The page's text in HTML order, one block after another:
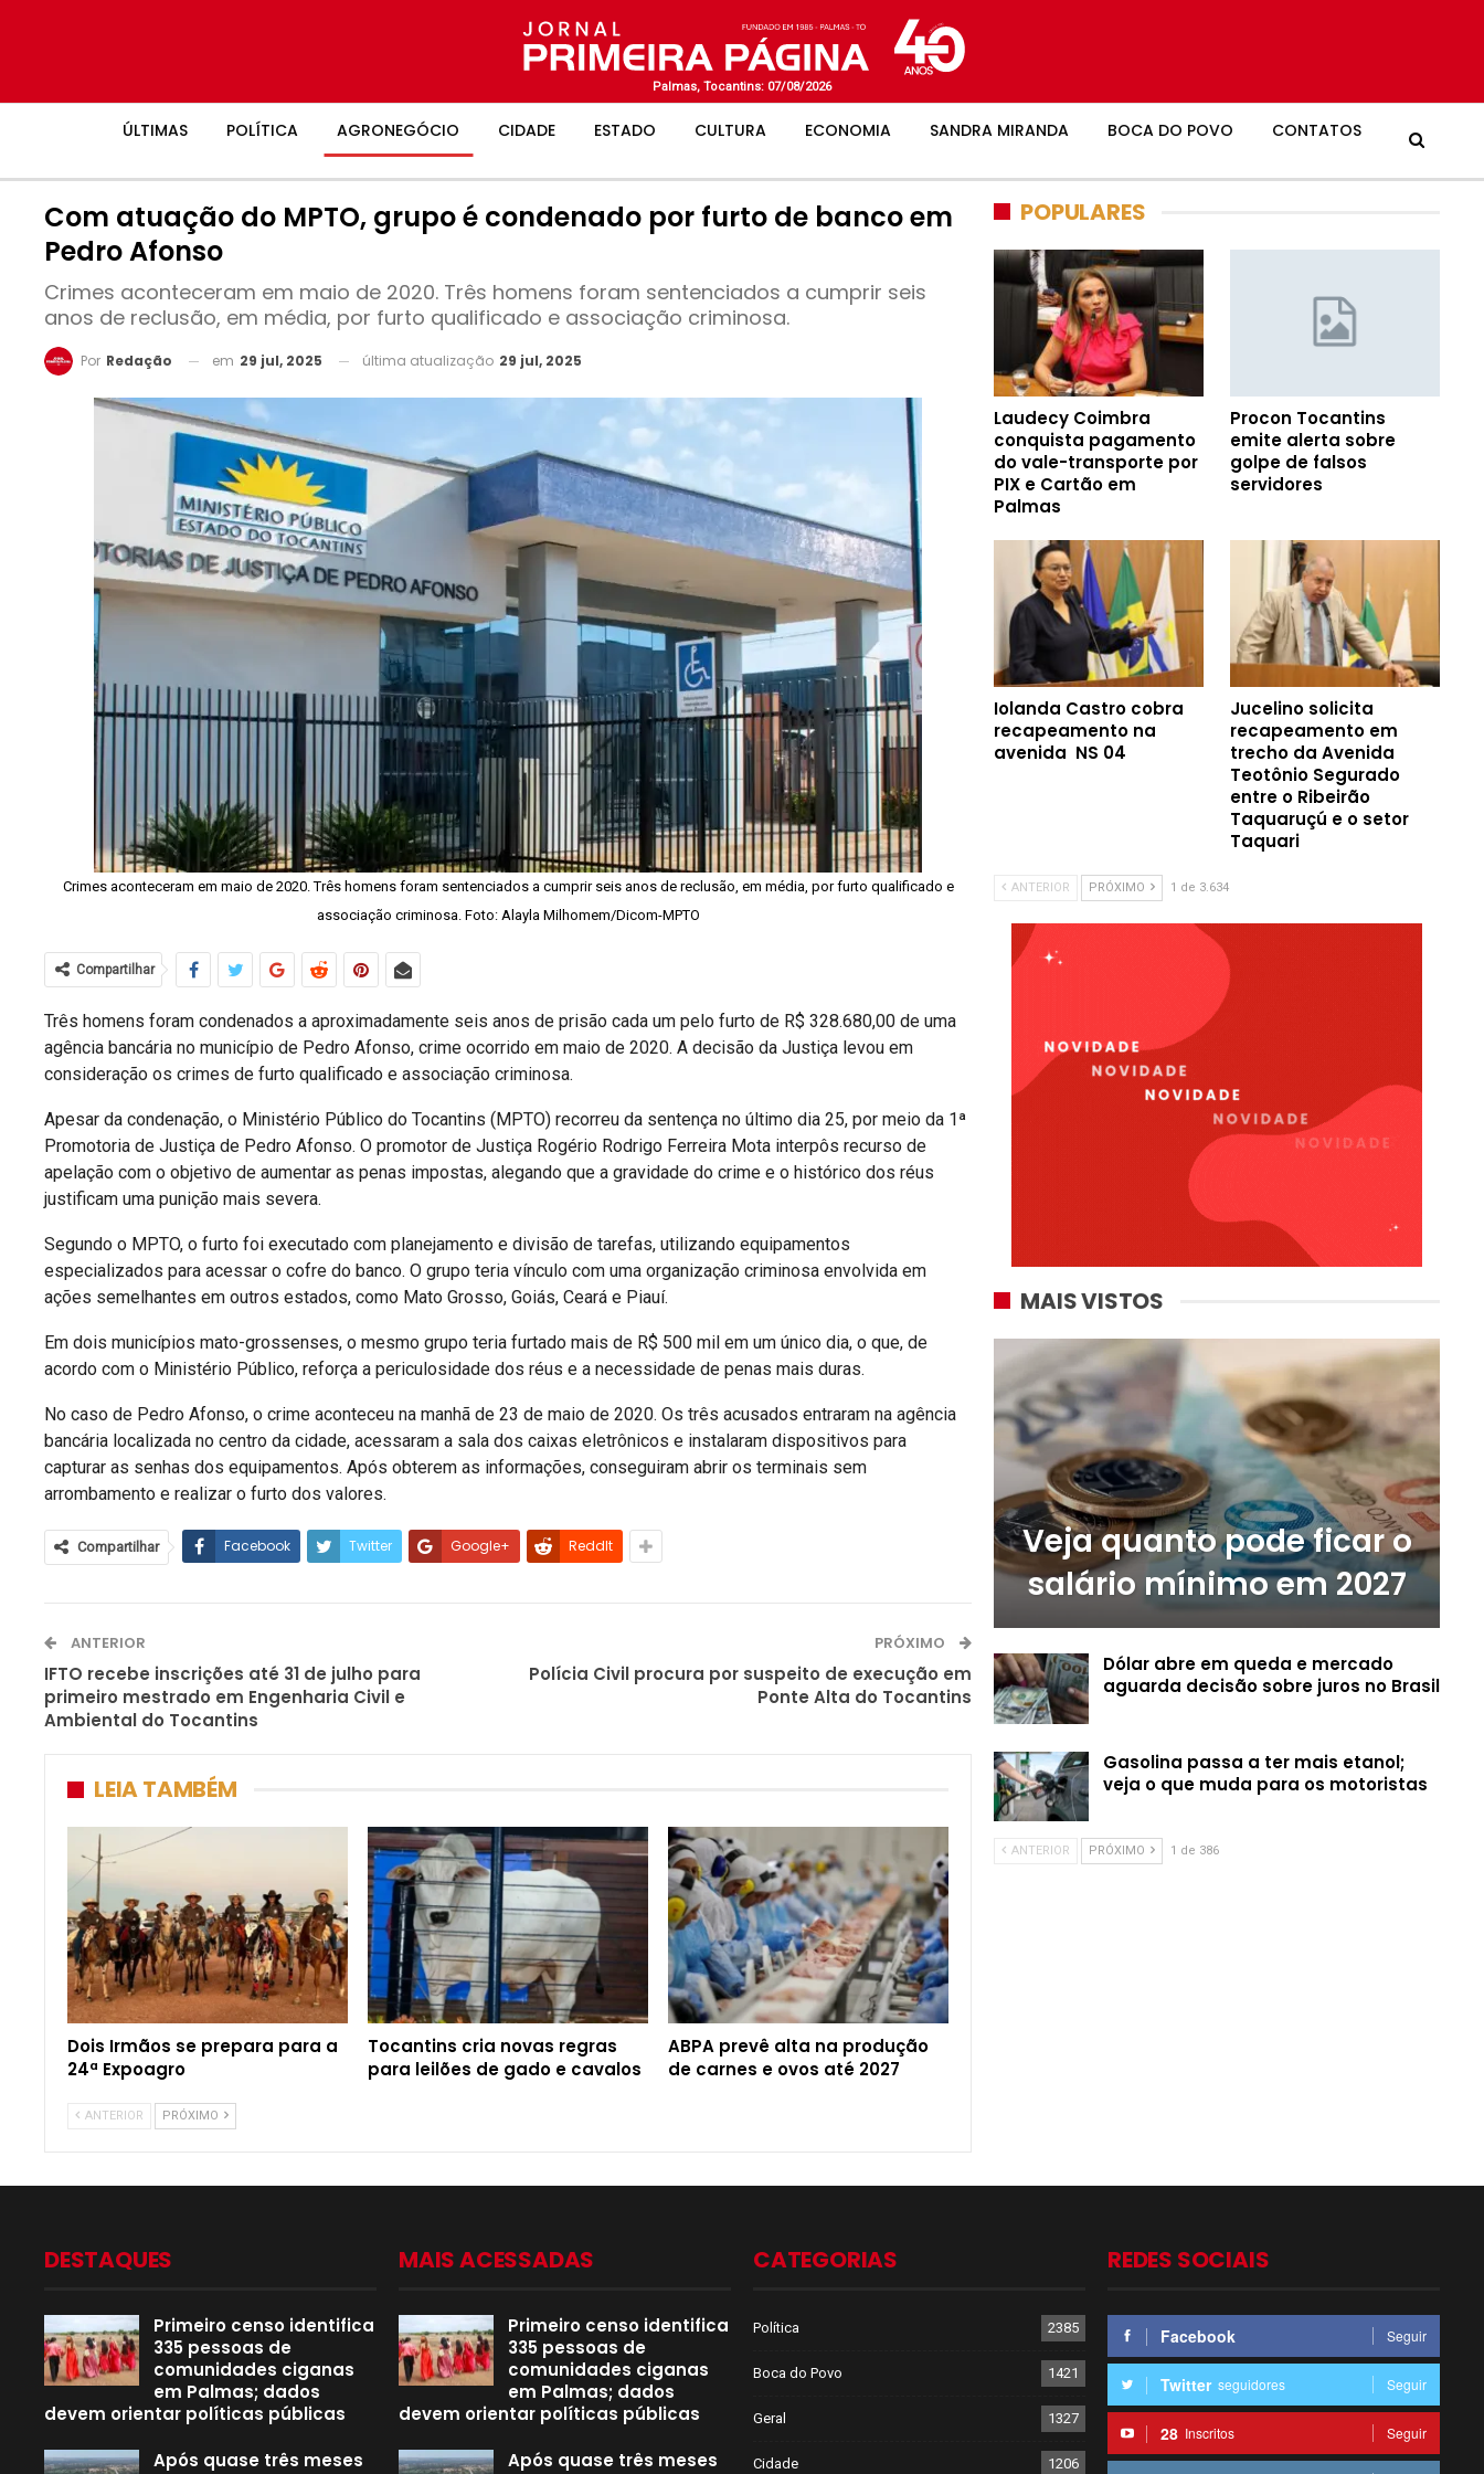
Palmas, Tocantins: 07/08/2026
ÚLTIMAS POLÍTICA AGRONEGÓCIO CIDADE ESTADO CULTURA ECONOMIA SANDRA MIRANDA BOCA DO POVO CONTATOS
Com atuação do MPTO, grupo é condenado por furto de banco em
Pedro Afonso
Crimes aconteceram em maio de 2020. Três homens foram sentenciados a cumprir seis
anos de reclusão, em média, por furto qualificado e associação criminosa.
Por Redação em 29 jul, 2025 última atualização 29 jul, 2025
Crimes aconteceram em maio de 2020. Três homens foram sentenciados a cumprir seis anos de reclusão, em média, por furto qualificado e
associação criminosa. Foto: Alayla Milhomem/Dicom-MPTO
Compartilhar
Três homens foram condenados a aproximadamente seis anos de prisão cada um pelo furto de R$ 328.680,00 de uma
agência bancária no município de Pedro Afonso, crime ocorrido em maio de 2020. A decisão da Justiça levou em
consideração os crimes de furto qualificado e associação criminosa.
Apesar da condenação, o Ministério Público do Tocantins (MPTO) recorreu da sentença no último dia 25, por meio da 1ª
Promotoria de Justiça de Pedro Afonso. O promotor de Justiça Rogério Rodrigo Ferreira Mota interpôs recurso de
apelação com o objetivo de aumentar as penas impostas, alegando que a gravidade do crime e o histórico dos réus
justificam uma punição mais severa.
Segundo o MPTO, o furto foi executado com planejamento e divisão de tarefas, utilizando equipamentos
especializados para acessar o cofre do banco. O grupo teria vínculo com uma organização criminosa envolvida em
ações semelhantes em outros estados, como Mato Grosso, Goiás, Ceará e Piauí.
Em dois municípios mato-grossenses, o mesmo grupo teria furtado mais de R$ 500 mil em um único dia, o que, de
acordo com o Ministério Público, reforça a periculosidade dos réus e a necessidade de penas mais duras.
No caso de Pedro Afonso, o crime aconteceu na manhã de 23 de maio de 2020. Os três acusados entraram na agência
bancária localizada no centro da cidade, acessaram a sala dos caixas eletrônicos e instalaram dispositivos para
capturar as senhas dos equipamentos. Após obterem as informações, conseguiram abrir os terminais sem
arrombamento e realizar o furto dos valores.
Compartilhar Facebook Twitter Google+ ReddIt
ANTERIOR
IFTO recebe inscrições até 31 de julho para
primeiro mestrado em Engenharia Civil e
Ambiental do Tocantins
PRÓXIMO
Polícia Civil procura por suspeito de execução em
Ponte Alta do Tocantins
LEIA TAMBÉM
Dois Irmãos se prepara para a
24ª Expoagro
Tocantins cria novas regras
para leilões de gado e cavalos
ABPA prevê alta na produção
de carnes e ovos até 2027
ANTERIOR PRÓXIMO
POPULARES
Laudecy Coimbra
conquista pagamento
do vale-transporte por
PIX e Cartão em
Palmas
Procon Tocantins
emite alerta sobre
golpe de falsos
servidores
Iolanda Castro cobra
recapeamento na
avenida NS 04
Jucelino solicita
recapeamento em
trecho da Avenida
Teotônio Segurado
entre o Ribeirão
Taquaruçú e o setor
Taquari
ANTERIOR PRÓXIMO 1 de 3.634
MAIS VISTOS
Veja quanto pode ficar o
salário mínimo em 2027
Dólar abre em queda e mercado
aguarda decisão sobre juros no Brasil
Gasolina passa a ter mais etanol;
veja o que muda para os motoristas
ANTERIOR PRÓXIMO 1 de 386
DESTAQUES
Primeiro censo identifica
335 pessoas de
comunidades ciganas
em Palmas; dados
devem orientar políticas públicas
Após quase três meses
MAIS ACESSADAS
Primeiro censo identifica
335 pessoas de
comunidades ciganas
em Palmas; dados
devem orientar políticas públicas
Após quase três meses
CATEGORIAS
Política 2385
Boca do Povo 1421
Geral 1327
Cidade 1206
REDES SOCIAIS
Facebook Seguir
Twitter seguidores Seguir
28 Inscritos Seguir